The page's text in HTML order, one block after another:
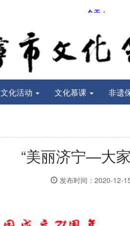
文化活动 文化慕课 非遗
“美丽济宁—大
发布时间：